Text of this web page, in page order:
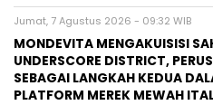
Jumat, 7 Agustus 2026 - 09:32 WIB
MONDEVITA MENGAKUISISI
UNDERSCORE DISTRICT,
SEBAGAI LANGKAH KEDUA
PLATFORM MEREK MEWAH